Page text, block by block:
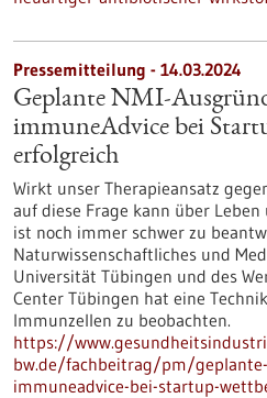
Pressemitteilung - 14.03.2024
Geplante NMI-
immuneAdvice bei
erfolgreich
Wirkt unser Therapieansatz
auf diese Frage kann über
ist noch immer schwer zu
Naturwissenschaftliches und
Universität Tübingen und des
Center Tübingen hat eine
Immunzellen zu beobachten.
https://
bw.de/fachbeitrag/pm/
immuneadvice-bei-startup-